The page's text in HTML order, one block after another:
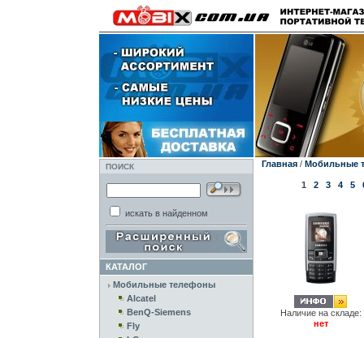
ПОИСК
искать в найденном
КАТАЛОГ
Мобильные телефоны
Alcatel
BenQ-Siemens
Fly
Главная/ Мобильные
1 2 3 4 5
Наличие на складе:
нет